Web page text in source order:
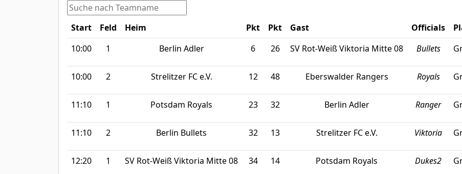
Start Feld Heim Pkt Pkt Gast Officials
10:00
1 Berlin Adler 6 26 SV Rot-Weiß Viktoria Mitte 08 Bullets
10:00 2 Strelitzer FC e.V. 12 48 Eberswalder Rangers Royals
11:10 1 Potsdam Royals 23 32 Berlin Adler Ranger
11:10 2 Berlin Bullets 32 13 Strelitzer FC e.V. Viktoria
12:20 1 SV Rot-Weiß Viktoria Mitte 08 34 14 Potsdam Royals Dukes2